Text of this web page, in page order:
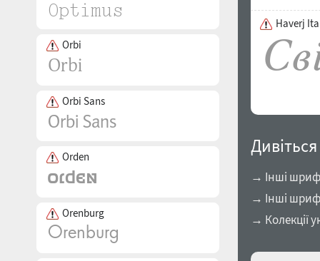
Orbi
Orbi Sans
Orden
Orenburg
Haverj
→ Інші
→ Інші
→ Колекції